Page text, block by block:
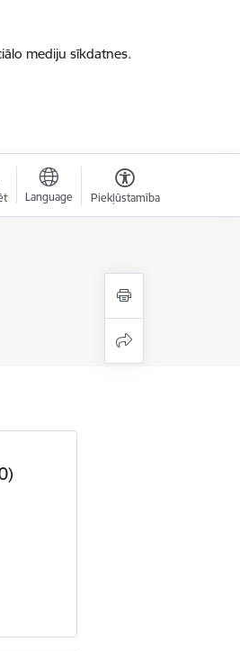
mediju sīkdatnes.
Language Piekļūstamība